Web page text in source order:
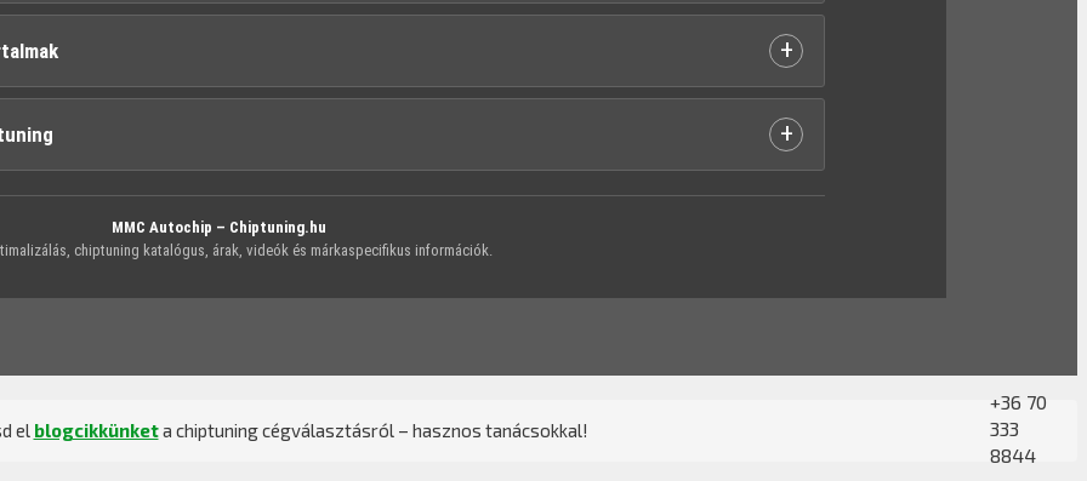
+
+
MMC Autochip – Chiptuning.hu
chiptuning katalógus, árak, videók és márkaspecifikus információk.
+36 70
333
8844
el blogcikkünketa chiptuning cégválasztásról – hasznos tanácsokkal!